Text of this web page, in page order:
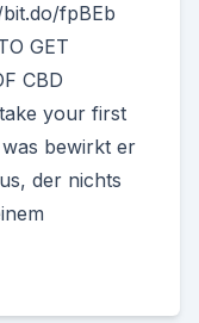
fpBEb
GET
CBD
your first
was bewirkt er
der nichts